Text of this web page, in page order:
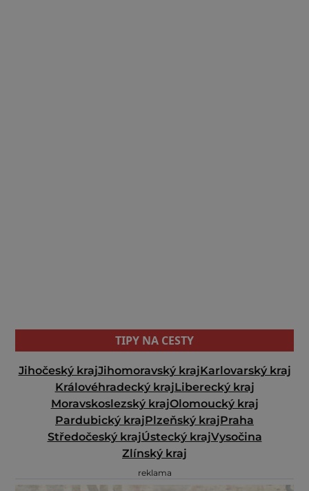
TIPY NA CESTY
Jihočeský krajJihomoravský krajKarlovarský kraj
Královéhradecký krajLiberecký kraj
Moravskoslezský krajOlomoucký kraj
Pardubický krajPlzeňský krajPraha
Středočeský krajÚstecký krajVysočina
Zlínský kraj
reklama